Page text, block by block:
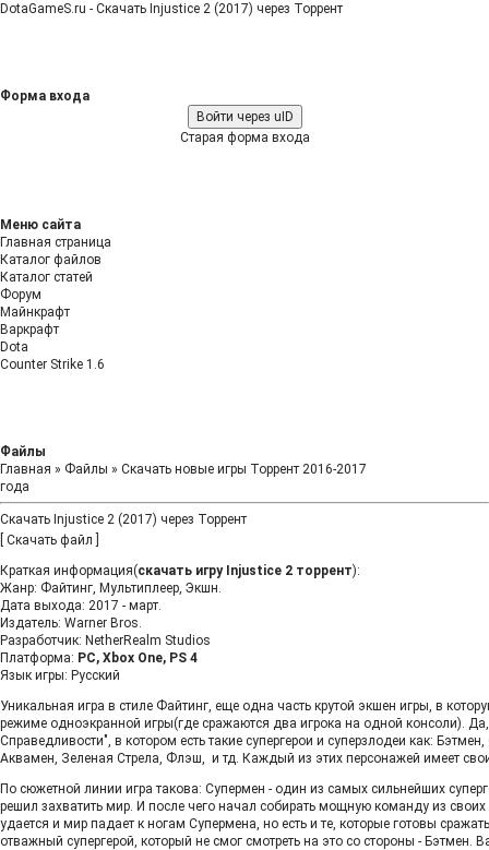
DotaGameS.ru - Скачать Injustice 2 (2017) через Торрент
Форма входа
Войти через uID
Старая форма входа
Меню сайта
Главная страница
Каталог файлов
Каталог статей
Форум
Майнкрафт
Варкрафт
Dota
Counter Strike 1.6
Файлы
Главная » Файлы » Скачать новые игры Торрент 2016-2017
года
Скачать Injustice 2 (2017) через Торрент
Скачать файл
Краткая информация(скачать игру Injustice 2 торрент):
Жанр: Файтинг, Мультиплеер, Экшн.
Дата выхода: 2017 - март.
Издатель: Warner Bros.
Разработчик: NetherRealm Studios
Платформа: PC, Xbox One, PS 4
Язык игры: Русский
Уникальная игра в стиле Файтинг, еще одна часть крутой экшен игры, в
режиме одноэкранной игры(где сражаются два игрока на одной консоли).
Справедливости", в котором есть такие супергерои и суперзлодеи как:
Аквамен, Зеленая Стрела, Флэш, и тд. Каждый из этих персонажей имеет
По сюжетной линии игра такова: Супермен - один из самых сильнейших
решил захватить мир. И после чего начал собирать мощную команду из своих
удается и мир падает к ногам Супермена, но есть и те, которые готовы
отважный супергерой, который не смог смотреть на это со стороны - Бэтмен.